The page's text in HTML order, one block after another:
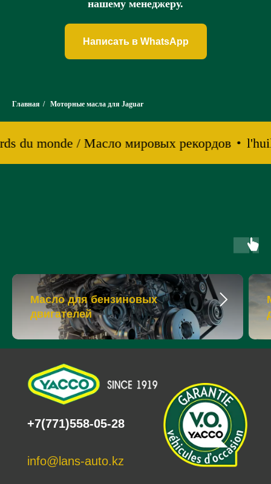
нашему менеджеру.
Написать в WhatsApp
Главная / Моторные масла для Jaguar
du monde / Масло мировых рекордов
Масло для бензиновых
двигателей
+7(771)558-05-28
info@lans-auto.kz